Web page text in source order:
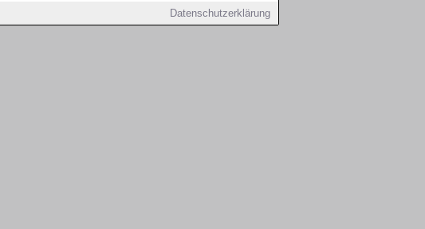
Datenschutzerklärung